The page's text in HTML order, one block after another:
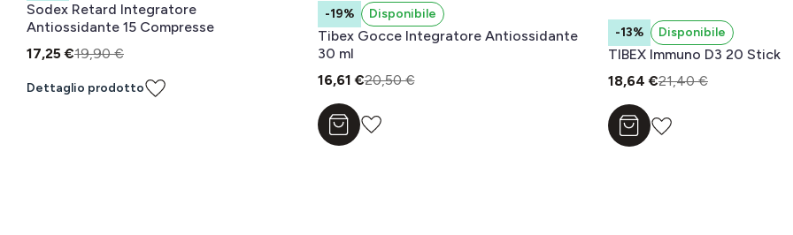
Sodex Retard Integratore
Antiossidante 15 Compresse
17,25 €19,90 €
Dettaglio prodotto
-19% Disponibile
Tibex Gocce Integratore Antiossidante
30 ml
16,61 €20,50 €
Aggiungi al carrello
-13% Disponibile
TIBEX Immuno D3 20 Stick
18,64 €21,40 €
Aggiungi al carrello